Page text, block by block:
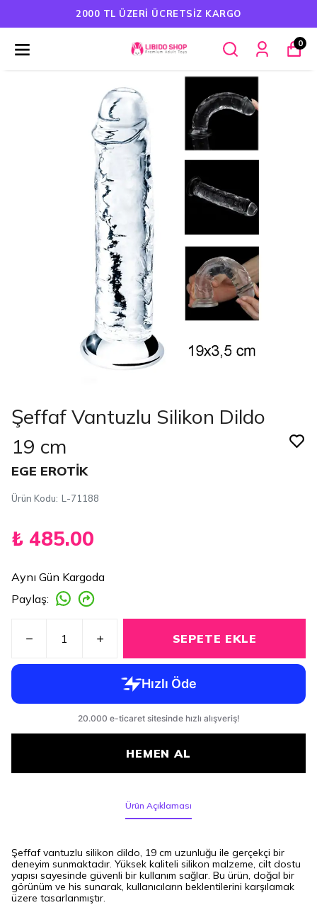
2000 TL ÜZERI ÜCRETSIZ KARGO
0
Şeffaf Vantuzlu Silikon Dildo
19 cm
EGE EROTİK
Ürün Kodu: L-71188
₺ 485.00
Aynı Gün Kargoda
Paylaş:
SEPETE EKLE
HEMEN AL
Ürün Açıklaması
Şeffaf vantuzlu silikon dildo, 19 cm uzunluğu ile gerçekçi bir
deneyim sunmaktadır. Yüksek kaliteli silikon malzeme, cilt dostu
yapısı sayesinde güvenli bir kullanım sağlar. Bu ürün, doğal bir
görünüm ve his sunarak, kullanıcıların beklentilerini karşılamak
üzere tasarlanmıştır.